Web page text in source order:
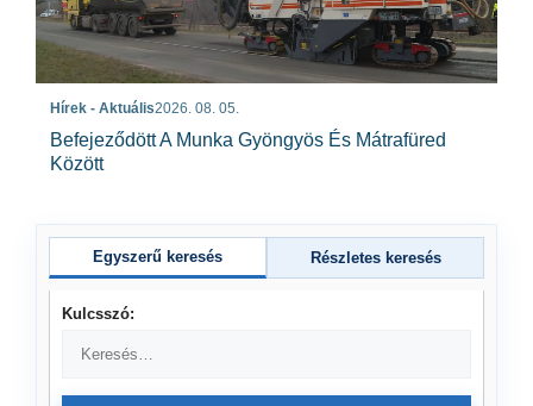
Hírek - Aktuális2026. 08. 05.
Befejeződött A Munka Gyöngyös És Mátrafüred
Között
Egyszerű keresés Részletes keresés
Kulcsszó: